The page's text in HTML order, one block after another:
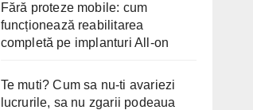
Fără proteze mobile: cum
funcționează reabilitarea
completă pe implanturi All-on
Te muti? Cum sa nu-ti avariezi
lucrurile, sa nu zgarii podeaua